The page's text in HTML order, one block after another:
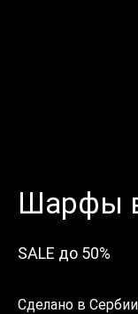
Шарфы
SALE до 50%
Сделано в